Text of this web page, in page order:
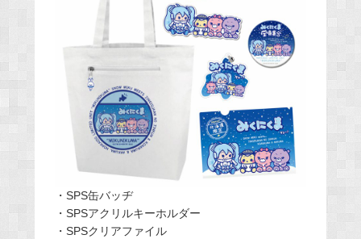
・SPS缶バッヂ
・SPSアクリルキーホルダー
・SPSクリアファイル